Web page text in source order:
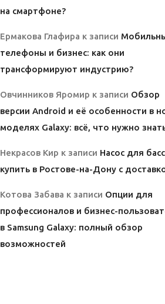
на смартфоне?
Ермакова Глафира к записи
телефоны и бизнес: как они
трансформируют индустрию?
Овчинников Яромир к записи Обзор
версии Android и её особенности в
моделях Galaxy: всё, что нужно
Некрасов Кир к записи Насос для
купить в Ростове-на-Дону с
Котова Забава к записи Опции для
профессионалов и бизнес-
в Samsung Galaxy: полный обзор
возможностей